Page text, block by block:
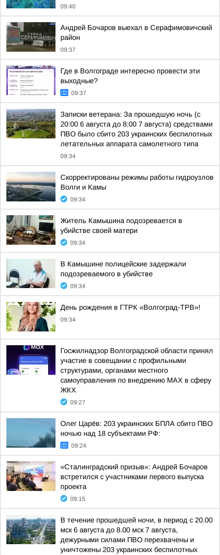
09:40
Андрей Бочаров выехал в Серафимовичский
район
09:37
Где в Волгограде интересно провести эти
выходные?
09:37
Записки ветерана: За прошедшую ночь (с
20:00 6 августа до 8:00 7 августа) средствами
ПВО было сбито 203 украинских беспилотных
летательных аппарата самолетного типа
09:34
Скорректированы режимы работы гидроузлов
Волги и Камы
09:34
Житель Камышина подозревается в
убийстве своей матери
09:34
В Камышине полицейские задержали
подозреваемого в убийстве
09:34
День рождения в ГТРК «Волгоград-ТРВ»!
09:34
Госжилнадзор Волгоградской области принял
участие в совещании с профильными
структурами, органами местного
самоуправления по внедрению МАХ в сферу
ЖКХ
09:27
Олег Царёв: 203 украинских БПЛА сбито ПВО
ночью над 18 субъектами РФ:
09:24
«Сталинградский призыв»: Андрей Бочаров
встретился с участниками первого выпуска
проекта
09:15
В течение прошедшей ночи, в период с 20.00
мск 6 августа до 8.00 мск 7 августа,
дежурными силами ПВО перехвачены и
уничтожены 203 украинских беспилотных